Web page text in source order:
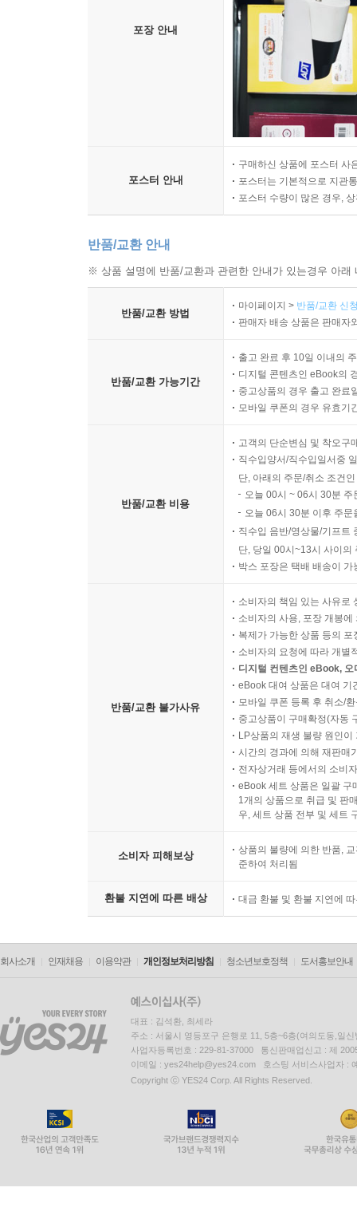
포장 안내
포스터 안내
구매하신 상품에 포스터 사
포스터는 기본적으로 지관
포스터 수량이 많은 경우,
반품/교환 안내
※ 상품 설명에 반품/교환과 관련한 안내가 있는경우 아
반품/교환 방법
마이페이지 > 반품/교환 신
판매자 배송 상품은 판매자
반품/교환 가능기간
출고 완료 후 10일 이내의
디지털 콘텐츠인 eBook의
중고상품의 경우 출고 완료
모바일 쿠폰의 경우 유효기
반품/교환 비용
고객의 단순변심 및 착오구
직수입양서/직수입일서중
단, 아래의 주문/취소 조건
오늘 00시 ~ 06시 30분
오늘 06시 30분 이후 주
직수입 음반/영상물/기프트
단, 당일 00시~13시 사이의
박스 포장은 택배 배송이
반품/교환 불가사유
소비자의 책임 있는 사유로
소비자의 사용, 포장 개봉
복제가 가능한 상품 등의
소비자의 요청에 따라 개별
디지털 컨텐츠인 eBook,
eBook 대여 상품은 대여 기
모바일 쿠폰 등록 후 취소/
중고상품이 구매확정(자동
LP상품의 재생 불량 원인
시간의 경과에 의해 재판매
전자상거래 등에서의 소비
eBook 세트 상품은 일괄 구
1개의 상품으로 취급 및 판
우, 세트 상품 전부 및 세트
소비자 피해보상
상품의 불량에 의한 반품,
준하여 처리됨
환불 지연에 따른 배상 대금 환불 및 환불 지연에
회사소개 인재채용 이용약관 개인정보처리방침 청소년보호정책 도서홍보안내
대표 : 김석환, 최세라
주소 : 서울시 영등포구 은행로 11, 5층~6층(여의도동,일신
사업자등록번호 : 229-81-37000 통신판매업신고 : 제
이메일 : yes24help@yes24.com 호스팅 서비스사업자 :
Copyright ⓒ YES24 Corp. All Rights Reserved.